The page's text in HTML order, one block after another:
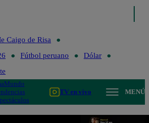
Caigo de Risa
Fútbol peruano
Dólar
Mundo
TV en vivo MENÚ